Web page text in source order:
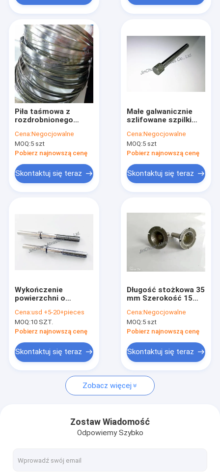
Filmy
Aktualności
CBN Sharpening Wheels
CBN Wheels For Woodturners
Piła taśmowa z
rozdrobnionego
Cena:Negocjowalne
MOQ:5 szt
Pobierz najnowszą cenę
Skontaktuj się teraz
Małe galwanicznie
szlifowane szpilki
średnicy wewnętrznej
D126 Grit
Cena:Negocjowalne
MOQ:5 szt
Pobierz najnowszą cenę
Skontaktuj się teraz
Wykończenie
powierzchni o
długości 50 mm
Diamentowe kołki
szlifierskie
Cena:usd +5-20+pieces
MOQ:10 SZT.
Pobierz najnowszą cenę
Skontaktuj się teraz
Długość stożkowa 35
mm Szerokość 15
głowica szlifierska
100 Odporność na
ścieranie ziarna
Cena:Negocjowalne
MOQ:5 szt
Pobierz najnowszą cenę
Skontaktuj się teraz
Zobacz więcej
Zostaw Wiadomość
Odpowiemy Szybko